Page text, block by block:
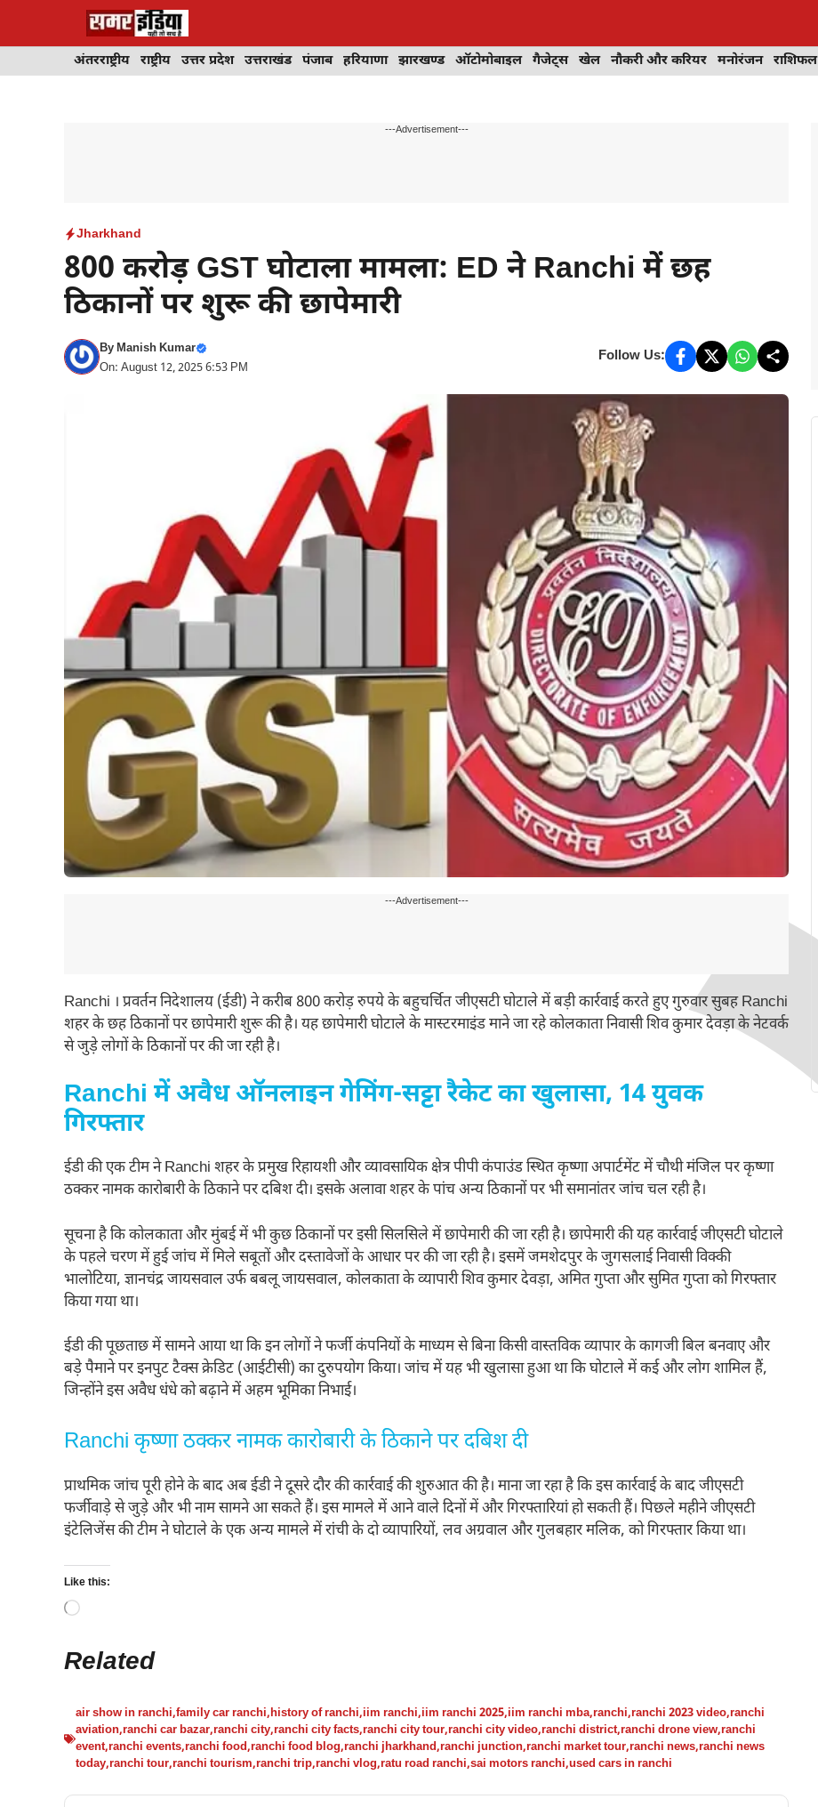
अंतरराष्ट्रीय राष्ट्रीय उत्तर प्रदेश उत्तराखंड पंजाब हरियाणा झारखण्ड ऑटोमोबाइल गैजेट्स खेल नौकरी और करियर मनोरंजन राशिफल
---Advertisement---
Jharkhand
800 करोड़ GST घोटाला मामला: ED ने Ranchi में छह
ठिकानों पर शुरू की छापेमारी
ByManish Kumar
On: August 12, 2025 6:53 PM
Follow Us:
---Advertisement---
Ranchi । प्रवर्तन निदेशालय (ईडी) ने करीब 800 करोड़ रुपये के बहुचर्चित जीएसटी घोटाले में बड़ी कार्रवाई करते हुए गुरुवार सुबह Ranchi
शहर के छह ठिकानों पर छापेमारी शुरू की है। यह छापेमारी घोटाले के मास्टरमाइंड माने जा रहे कोलकाता निवासी शिव कुमार देवड़ा के नेटवर्क
से जुड़े लोगों के ठिकानों पर की जा रही है।
Ranchi में अवैध ऑनलाइन गेमिंग-सट्टा रैकेट का खुलासा, 14 युवक
गिरफ्तार
ईडी की एक टीम ने Ranchi शहर के प्रमुख रिहायशी और व्यावसायिक क्षेत्र पीपी कंपाउंड स्थित कृष्णा अपार्टमेंट में चौथी मंजिल पर कृष्णा
ठक्कर नामक कारोबारी के ठिकाने पर दबिश दी। इसके अलावा शहर के पांच अन्य ठिकानों पर भी समानांतर जांच चल रही है।
सूचना है कि कोलकाता और मुंबई में भी कुछ ठिकानों पर इसी सिलसिले में छापेमारी की जा रही है। छापेमारी की यह कार्रवाई जीएसटी घोटाले
के पहले चरण में हुई जांच में मिले सबूतों और दस्तावेजों के आधार पर की जा रही है। इसमें जमशेदपुर के जुगसलाई निवासी विक्की
भालोटिया, ज्ञानचंद्र जायसवाल उर्फ बबलू जायसवाल, कोलकाता के व्यापारी शिव कुमार देवड़ा, अमित गुप्ता और सुमित गुप्ता को गिरफ्तार
किया गया था।
ईडी की पूछताछ में सामने आया था कि इन लोगों ने फर्जी कंपनियों के माध्यम से बिना किसी वास्तविक व्यापार के कागजी बिल बनवाए और
बड़े पैमाने पर इनपुट टैक्स क्रेडिट (आईटीसी) का दुरुपयोग किया। जांच में यह भी खुलासा हुआ था कि घोटाले में कई और लोग शामिल हैं,
जिन्होंने इस अवैध धंधे को बढ़ाने में अहम भूमिका निभाई।
Ranchi कृष्णा ठक्कर नामक कारोबारी के ठिकाने पर दबिश दी
प्राथमिक जांच पूरी होने के बाद अब ईडी ने दूसरे दौर की कार्रवाई की शुरुआत की है। माना जा रहा है कि इस कार्रवाई के बाद जीएसटी
फर्जीवाड़े से जुड़े और भी नाम सामने आ सकते हैं। इस मामले में आने वाले दिनों में और गिरफ्तारियां हो सकती हैं। पिछले महीने जीएसटी
इंटेलिजेंस की टीम ने घोटाले के एक अन्य मामले में रांची के दो व्यापारियों, लव अग्रवाल और गुलबहार मलिक, को गिरफ्तार किया था।
Like this:
Loading…
Related
air show in ranchi,family car ranchi,history of ranchi,iim ranchi,iim ranchi 2025,iim ranchi mba,ranchi,ranchi 2023 video,ranchi
aviation,ranchi car bazar,ranchi city,ranchi city facts,ranchi city tour,ranchi city video,ranchi district,ranchi drone view,ranchi
event,ranchi events,ranchi food,ranchi food blog,ranchi jharkhand,ranchi junction,ranchi market tour,ranchi news,ranchi news
today,ranchi tour,ranchi tourism,ranchi trip,ranchi vlog,ratu road ranchi,sai motors ranchi,used cars in ranchi